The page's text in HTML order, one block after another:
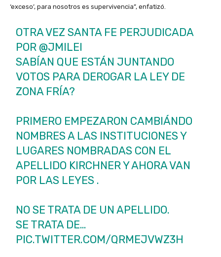
‘exceso’, para nosotros es supervivencia”, enfatizó.
OTRA VEZ SANTA FE PERJUDICADA
POR @JMILEI
SABÍAN QUE ESTÁN JUNTANDO
VOTOS PARA DEROGAR LA LEY DE
ZONA FRÍA?
PRIMERO EMPEZARON CAMBIÁNDO
NOMBRES A LAS INSTITUCIONES Y
LUGARES NOMBRADAS CON EL
APELLIDO KIRCHNER Y AHORA VAN
POR LAS LEYES .
NO SE TRATA DE UN APELLIDO.
SE TRATA DE…
PIC.TWITTER.COM/QRMEJVWZ3H